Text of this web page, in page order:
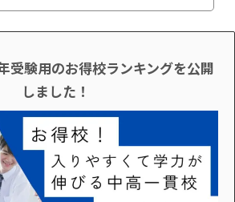
受験用のお得校ランキングを公開
しました！